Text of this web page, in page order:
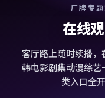
厂牌专
在线
客厅路上随时续播，
韩电影剧集动漫综
类入口全